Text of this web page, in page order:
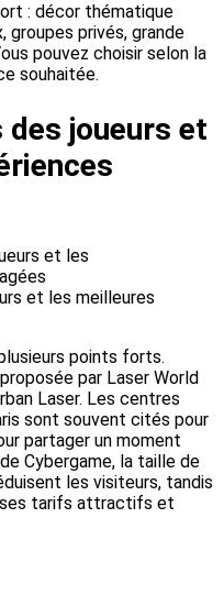
: décor thématique
privés, grande
pouvez choisir selon la
souhaitée.
des joueurs et
et les meilleures
points forts.
par Laser World
Laser. Les centres
sont souvent cités pour
partager un moment
Cybergame, la taille de
les visiteurs, tandis
tarifs attractifs et